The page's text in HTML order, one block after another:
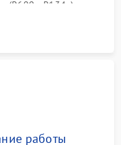
(R600a, R134a) по
давления в системе.
работы